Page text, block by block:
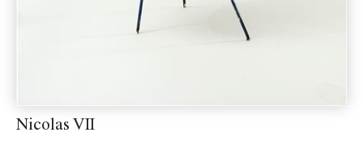
Nicolas VII